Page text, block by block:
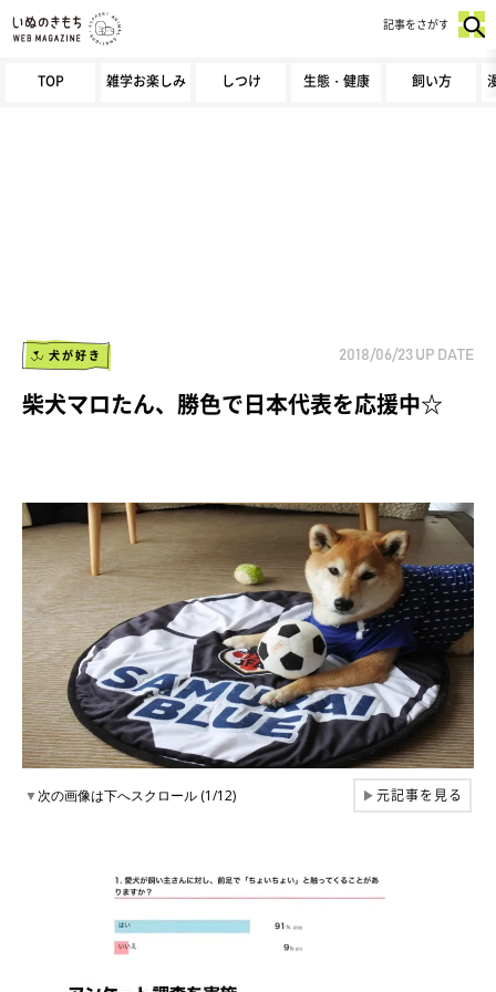
TOP 雑学お楽しみ しつけ 生態・健康 飼い方
記事をさがす
犬が好き 2018/06/23 UP DATE
柴犬マロたん、勝色で日本代表を応援中☆
▼次の画像は下へスクロール (1/12) ▶元記事を見る